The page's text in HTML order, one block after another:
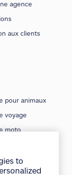
agence
aux clients
pour animaux
voyage
moto
bateau
to